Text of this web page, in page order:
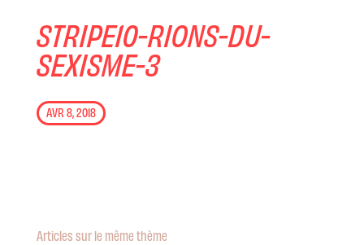
STRIPE10-RIONS-DU-
SEXISME-3
AVR 8, 2018
Articles sur le même thème